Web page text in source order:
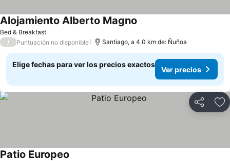
Bed & Breakfast
Alojamiento Alberto Magno
/ Puntuación no disponible Santiago, a 4.0 km de: Ñuñoa
Elige fechas para ver los precios exactos
Ver precios
Compartir
Patio Europeo